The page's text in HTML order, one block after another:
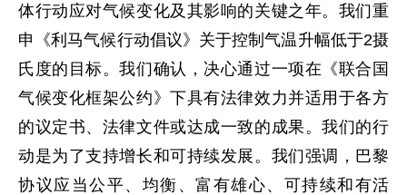
体行动应对气候变化及其影响的关键之年。我们重
申《利马气候行动倡议》关于控制气温升幅低于2摄
氏度的目标。我们确认，决心通过一项在《联合国
气候变化框架公约》下具有法律效力并适用于各方
的议定书、法律文件或达成一致的成果。我们的行
动是为了支持增长和可持续发展。我们强调，巴黎
协议应当公平、均衡、富有雄心、可持续和有活